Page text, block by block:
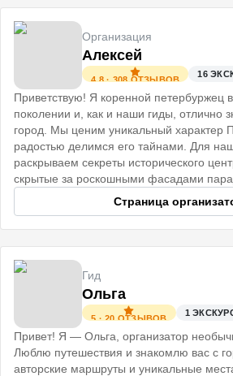
Сначала тёмная арка и скрип тяжёлой
через витражи, лепнина и лестницы,
больше ста лет. Здесь не музей с
настоящему.
Организация
Алексей
4.8· 308 ОТЗЫВОВ
16
Приветствую! Я коренной петербуржец
поколении и, как и наши гиды, отлично
город. Мы ценим уникальный характер
радостью делимся его тайнами. Для
раскрываем секреты исторического
скрытые за роскошными фасадами
Страница
Гид
Ольга
5 · 20 ОТЗЫВОВ
1
Привет! Я — Ольга, организатор
Люблю путешествия и знакомлю вас с
авторские маршруты и уникальные